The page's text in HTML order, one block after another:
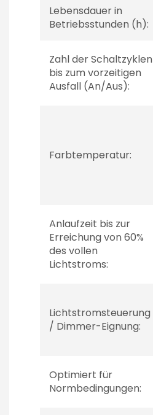
Lebensdauer in
Betriebsstunden (h):
Zahl der Schaltzyklen
bis zum vorzeitigen
Ausfall (An/Aus):
Farbtemperatur:
Anlaufzeit bis zur
Erreichung von 60%
des vollen
Lichtstroms:
Lichtstromsteuerung
/ Dimmer-Eignung:
Optimiert für
Normbedingungen: